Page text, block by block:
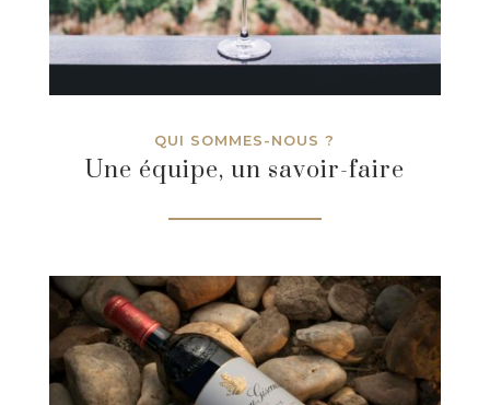
QUI SOMMES-NOUS ?
Une équipe, un savoir-faire